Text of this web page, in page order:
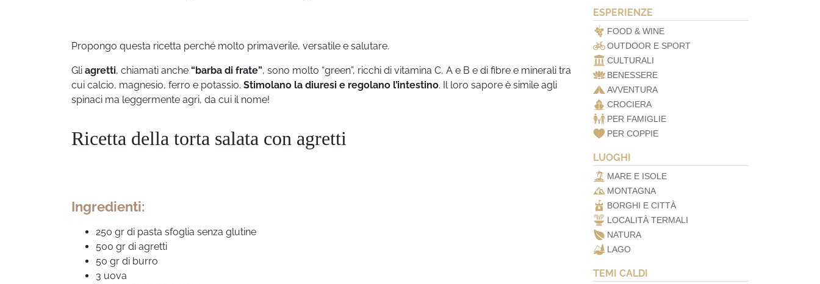
Propongo questa ricetta perché molto primaverile, versatile e salutare.
Gli agretti, chiamati anche “barba di frate”, sono molto “green”, ricchi di vitamina C, A e B e di fibre e minerali tra
cui calcio, magnesio, ferro e potassio. Stimolano la diuresi e regolano l’intestino. Il loro sapore è simile agli
spinaci ma leggermente agri, da cui il nome!
Ricetta della torta salata con agretti
Ingredienti:
250 gr di pasta sfoglia senza glutine
500 gr di agretti
50 gr di burro
3 uova
ESPERIENZE
FOOD & WINE
OUTDOOR E SPORT
CULTURALI
BENESSERE
AVVENTURA
CROCIERA
PER FAMIGLIE
PER COPPIE
LUOGHI
MARE E ISOLE
MONTAGNA
BORGHI E CITTÀ
LOCALITÀ TERMALI
NATURA
LAGO
TEMI CALDI